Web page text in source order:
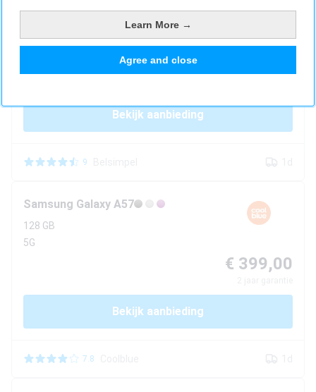
Learn More →
Agree and close
Samsung Galaxy A57
5G
Bekijk aanbieding
9
Samsung Galaxy A57
128 GB
5G
€ 399,00
Bekijk aanbieding
7.8